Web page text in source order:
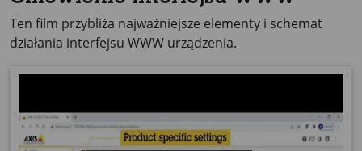
Ten film przybliża najważniejsze elementy i schemat
działania interfejsu WWW urządzenia.